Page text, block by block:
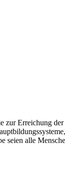
Erreichung
seien alle